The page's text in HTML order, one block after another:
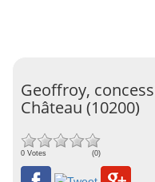
Geoffroy,
Château (10200)
0 Votes (0)